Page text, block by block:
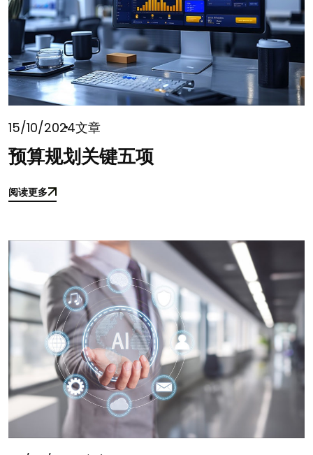
15/10/2024文章
预算规划关键五项
阅读更多
阅读更多